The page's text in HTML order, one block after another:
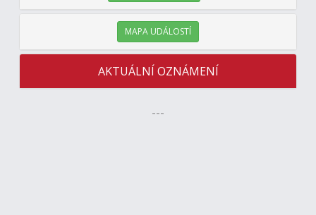
MAPA UDÁLOSTÍ
AKTUÁLNÍ OZNÁMENÍ
---